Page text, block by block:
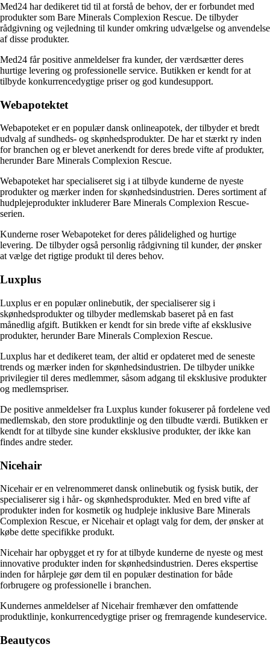
Med24 har dedikeret tid til at forstå de behov, der er forbundet med
produkter som Bare Minerals Complexion Rescue. De tilbyder
rådgivning og vejledning til kunder omkring udvælgelse og anvendelse
af disse produkter.
Med24 får positive anmeldelser fra kunder, der værdsætter deres
hurtige levering og professionelle service. Butikken er kendt for at
tilbyde konkurrencedygtige priser og god kundesupport.
Webapotektet
Webapoteket er en populær dansk onlineapotek, der tilbyder et bredt
udvalg af sundheds- og skønhedsprodukter. De har et stærkt ry inden
for branchen og er blevet anerkendt for deres brede vifte af produkter,
herunder Bare Minerals Complexion Rescue.
Webapoteket har specialiseret sig i at tilbyde kunderne de nyeste
produkter og mærker inden for skønhedsindustrien. Deres sortiment af
hudplejeprodukter inkluderer Bare Minerals Complexion Rescue-
serien.
Kunderne roser Webapoteket for deres pålidelighed og hurtige
levering. De tilbyder også personlig rådgivning til kunder, der ønsker
at vælge det rigtige produkt til deres behov.
Luxplus
Luxplus er en populær onlinebutik, der specialiserer sig i
skønhedsprodukter og tilbyder medlemskab baseret på en fast
månedlig afgift. Butikken er kendt for sin brede vifte af eksklusive
produkter, herunder Bare Minerals Complexion Rescue.
Luxplus har et dedikeret team, der altid er opdateret med de seneste
trends og mærker inden for skønhedsindustrien. De tilbyder unikke
privilegier til deres medlemmer, såsom adgang til eksklusive produkter
og medlemspriser.
De positive anmeldelser fra Luxplus kunder fokuserer på fordelene ved
medlemskab, den store produktlinje og den tilbudte værdi. Butikken er
kendt for at tilbyde sine kunder eksklusive produkter, der ikke kan
findes andre steder.
Nicehair
Nicehair er en velrenommeret dansk onlinebutik og fysisk butik, der
specialiserer sig i hår- og skønhedsprodukter. Med en bred vifte af
produkter inden for kosmetik og hudpleje inklusive Bare Minerals
Complexion Rescue, er Nicehair et oplagt valg for dem, der ønsker at
købe dette specifikke produkt.
Nicehair har opbygget et ry for at tilbyde kunderne de nyeste og mest
innovative produkter inden for skønhedsindustrien. Deres ekspertise
inden for hårpleje gør dem til en populær destination for både
forbrugere og professionelle i branchen.
Kundernes anmeldelser af Nicehair fremhæver den omfattende
produktlinje, konkurrencedygtige priser og fremragende kundeservice.
Beautycos